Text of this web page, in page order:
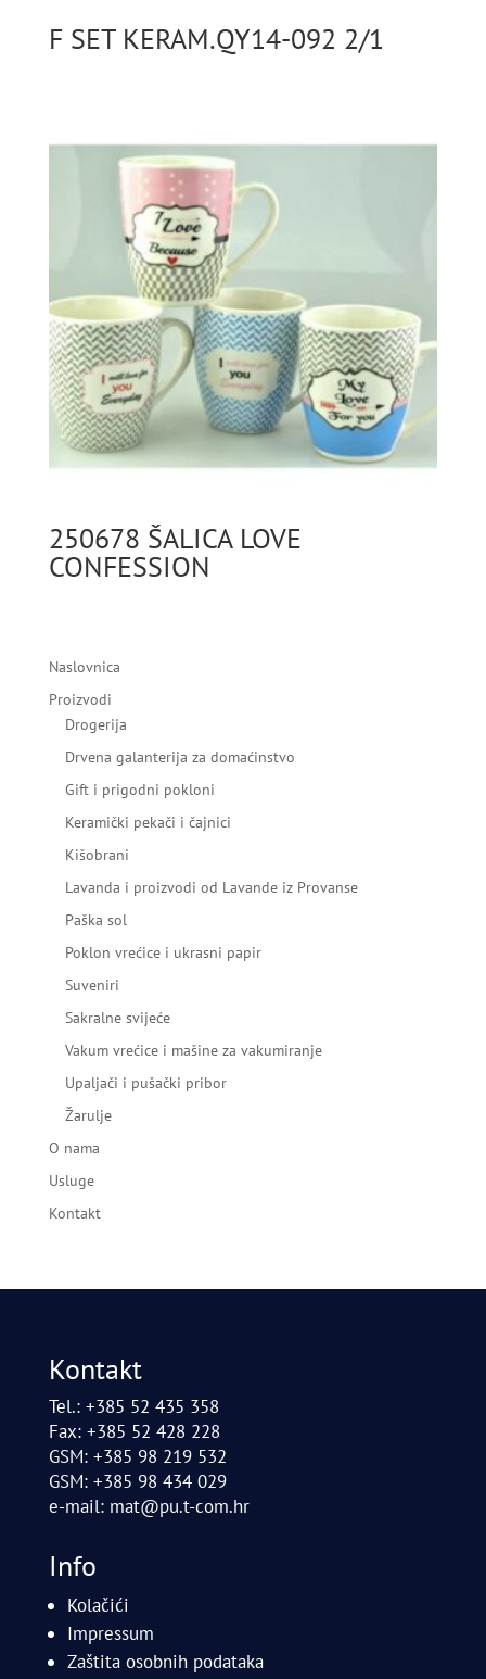
F SET KERAM.QY14-092 2/1
250678 ŠALICA LOVE
CONFESSION
Naslovnica
Proizvodi
Drogerija
Drvena galanterija za domaćinstvo
Gift i prigodni pokloni
Keramički pekači i čajnici
Kišobrani
Lavanda i proizvodi od Lavande iz Provanse
Paška sol
Poklon vrećice i ukrasni papir
Suveniri
Sakralne svijeće
Vakum vrećice i mašine za vakumiranje
Upaljači i pušački pribor
Žarulje
O nama
Usluge
Kontakt
Kontakt
Tel.: +385 52 435 358
Fax: +385 52 428 228
GSM: +385 98 219 532
GSM: +385 98 434 029
e-mail: mat@pu.t-com.hr
Info
Kolačići
Impressum
Zaštita osobnih podataka